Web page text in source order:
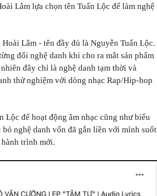
Lâm lựa chọn tên Tuấn Lộc để làm nghệ
Lâm - tên đầy đủ là Nguyễn Tuấn Lộc.
đổi nghệ danh khi cho ra mắt sản phẩm
đây chỉ là nghệ danh tạm thời và
thử nghiệm với dòng nhạc Rap/Hip-hop
Lộc để hoạt động âm nhạc cũng như biểu
nghệ danh vốn đã gắn liền với mình suốt
hành trình mới.